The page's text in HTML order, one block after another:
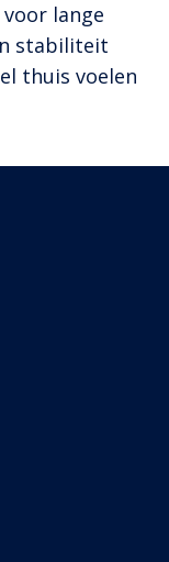
lange
stabiliteit
thuis voelen